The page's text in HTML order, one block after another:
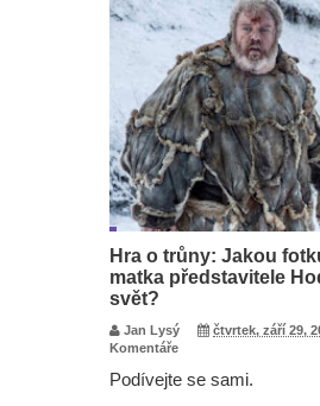
Hra o trůny: Jakou
matka představitele
svět?
Jan Lysý
čtvrtek, září 29,
Komentáře
Podívejte se sami.